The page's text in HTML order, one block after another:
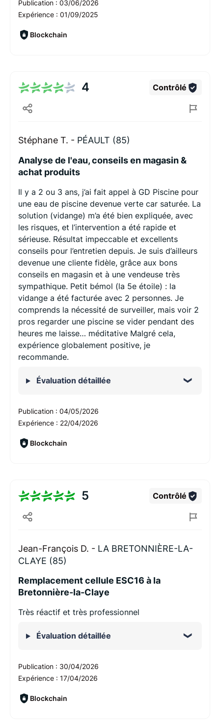
Publication : 03/06/2026
Expérience : 01/09/2025
Blockchain
4 Contrôlé
Stéphane T. - PÉAULT (85)
Analyse de l'eau, conseils en magasin &
achat produits
Il y a 2 ou 3 ans, j’ai fait appel à GD Piscine pour
une eau de piscine devenue verte car saturée. La
solution (vidange) m’a été bien expliquée, avec
les risques, et l’intervention a été rapide et
sérieuse. Résultat impeccable et excellents
conseils pour l’entretien depuis. Je suis d’ailleurs
devenue une cliente fidèle, grâce aux bons
conseils en magasin et à une vendeuse très
sympathique. Petit bémol (la 5e étoile) : la
vidange a été facturée avec 2 personnes. Je
comprends la nécessité de surveiller, mais voir 2
pros regarder une piscine se vider pendant des
heures me laisse… méditative Malgré cela,
expérience globalement positive, je
recommande.
Évaluation détaillée
Publication : 04/05/2026
Expérience : 22/04/2026
Blockchain
5 Contrôlé
Jean-François D. - LA BRETONNIÈRE-LA-
CLAYE (85)
Remplacement cellule ESC16 à la
Bretonnière-la-Claye
Très réactif et très professionnel
Évaluation détaillée
Publication : 30/04/2026
Expérience : 17/04/2026
Blockchain